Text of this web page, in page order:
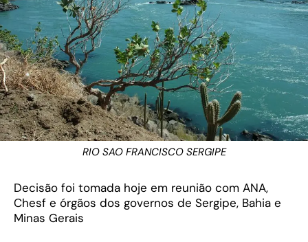
RIO SAO FRANCISCO SERGIPE
Decisão foi tomada hoje em reunião com ANA,
Chesf e órgãos dos governos de Sergipe, Bahia e
Minas Gerais